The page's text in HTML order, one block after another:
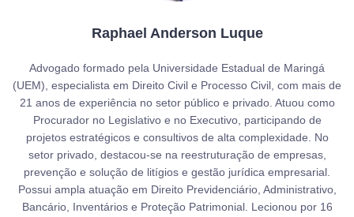
Raphael Anderson Luque
Advogado formado pela Universidade Estadual de Maringá
(UEM), especialista em Direito Civil e Processo Civil, com mais de
21 anos de experiência no setor público e privado. Atuou como
Procurador no Legislativo e no Executivo, participando de
projetos estratégicos e consultivos de alta complexidade. No
setor privado, destacou-se na reestruturação de empresas,
prevenção e solução de litígios e gestão jurídica empresarial.
Possui ampla atuação em Direito Previdenciário, Administrativo,
Bancário, Inventários e Proteção Patrimonial. Lecionou por 16